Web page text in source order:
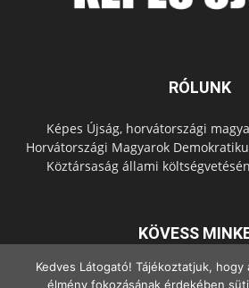
RÓLUNK
Képes Újság, horvátországi
Horvátországi Magyarok
Köztársaság állami
KÖVESS
Kedves Látogató! Tájékoztatjuk, hogy
élmény fokozásának érdekében